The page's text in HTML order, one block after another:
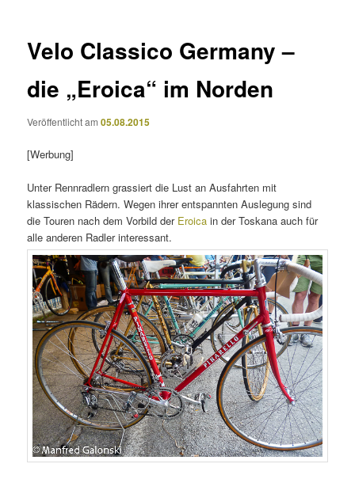
Velo Classico Germany –
die „Eroica“ im Norden
Veröffentlicht am05.08.2015
[Werbung]
Unter Rennradlern grassiert die Lust an Ausfahrten mit
klassischen Rädern. Wegen ihrer entspannten Auslegung sind
die Touren nach dem Vorbild der Eroica in der Toskana auch für
alle anderen Radler interessant.